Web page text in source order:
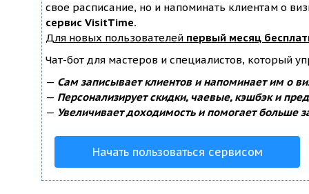
свое расписание, но и напоминать клиентам о
сервис VisitTime.
Для новых пользователей первый месяц
Чат-бот для мастеров и специалистов, который
— Сам записывает клиентов и напоминает им о
— Персонализирует скидки, чаевые, кэшбэк и
— Увеличивает доходимость и помогает больше
Начать пользоваться сервисом